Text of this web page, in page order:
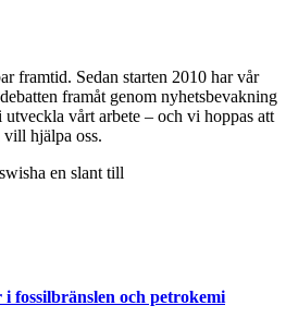
framtid. Sedan starten 2010 har vår
framåt genom nyhetsbevakning
vårt arbete – och vi hoppas att
vill hjälpa oss.
en slant till
fossilbränslen och petrokemi